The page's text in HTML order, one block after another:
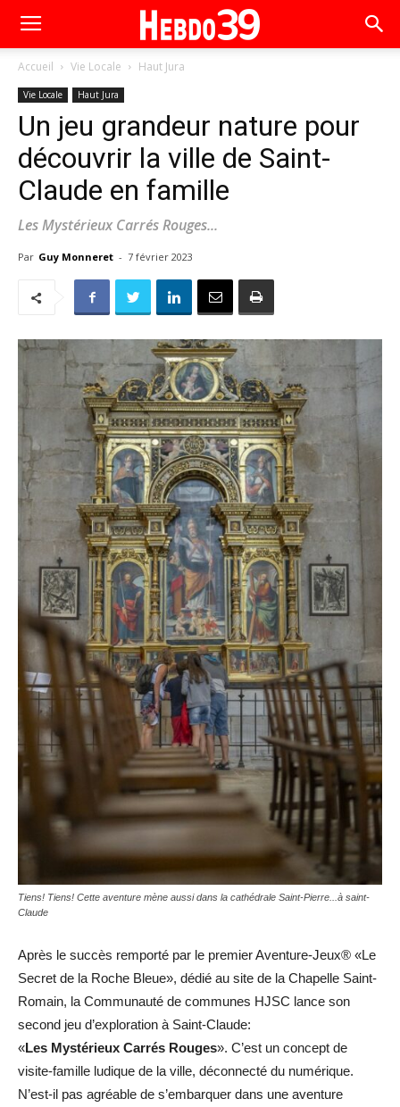
Accueil Vie Locale Haut Jura
Vie Locale Haut Jura
Un jeu grandeur nature pour
découvrir la ville de Saint-
Claude en famille
Les Mystérieux Carrés Rouges...
Par Guy Monneret - 7 février 2023
Tiens! Tiens! Cette aventure mène aussi dans la cathédrale Saint-Pierre...à saint-
Claude
Après le succès remporté par le premier Aventure-Jeux® «Le
Secret de la Roche Bleue», dédié au site de la Chapelle Saint-
Romain, la Communauté de communes HJSC lance son
second jeu d’exploration à Saint-Claude:
«Les Mystérieux Carrés Rouges». C’est un concept de
visite-famille ludique de la ville, déconnecté du numérique.
N’est-il pas agréable de s’embarquer dans une aventure